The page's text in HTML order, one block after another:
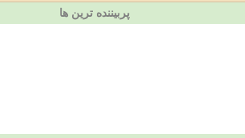
پربیننده ترین ها